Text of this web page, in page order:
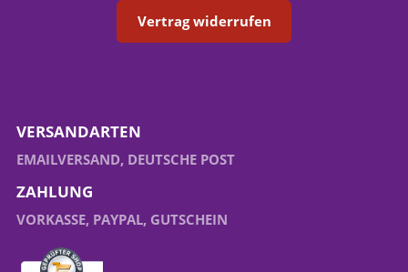
Vertrag widerrufen
VERSANDARTEN
EMAILVERSAND, DEUTSCHE POST
ZAHLUNG
VORKASSE, PAYPAL, GUTSCHEIN